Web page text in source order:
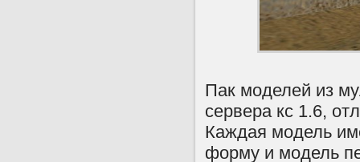
Пак моделей из
сервера кс 1.6,
Каждая модель
форму и модель